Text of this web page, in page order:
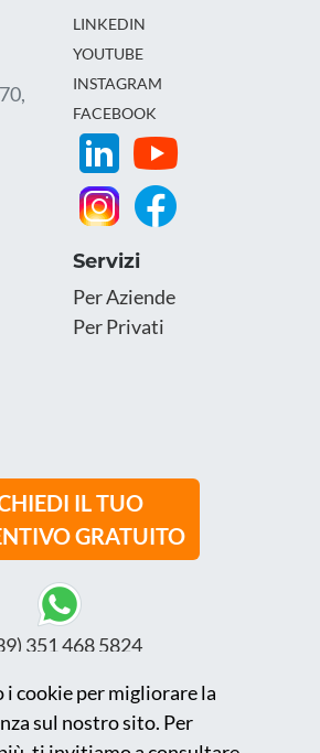
LINKEDIN
YOUTUBE
INSTAGRAM
FACEBOOK
Servizi
Per Aziende
Per Privati
IL TUO
GRATUITO
351 468 5824
cookie per migliorare la
sul nostro sito. Per